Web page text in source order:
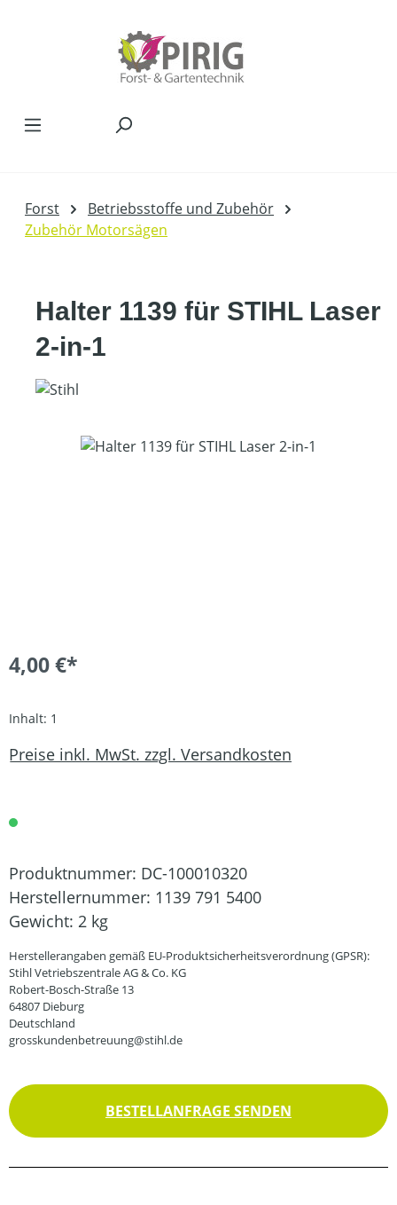
Forst
Betriebsstoffe und Zubehör
Zubehör Motorsägen
Halter 1139 für STIHL Laser
2-in-1
Bildergalerie überspringen
4,00 €*
Inhalt: 1
Preise inkl. MwSt. zzgl. Versandkosten
Produktnummer: DC-100010320
Herstellernummer: 1139 791 5400
Gewicht: 2 kg
Herstellerangaben gemäß EU-Produktsicherheitsverordnung (GPSR):
Stihl Vetriebszentrale AG & Co. KG
Robert-Bosch-Straße 13
64807 Dieburg
Deutschland
grosskundenbetreuung@stihl.de
BESTELLANFRAGE SENDEN